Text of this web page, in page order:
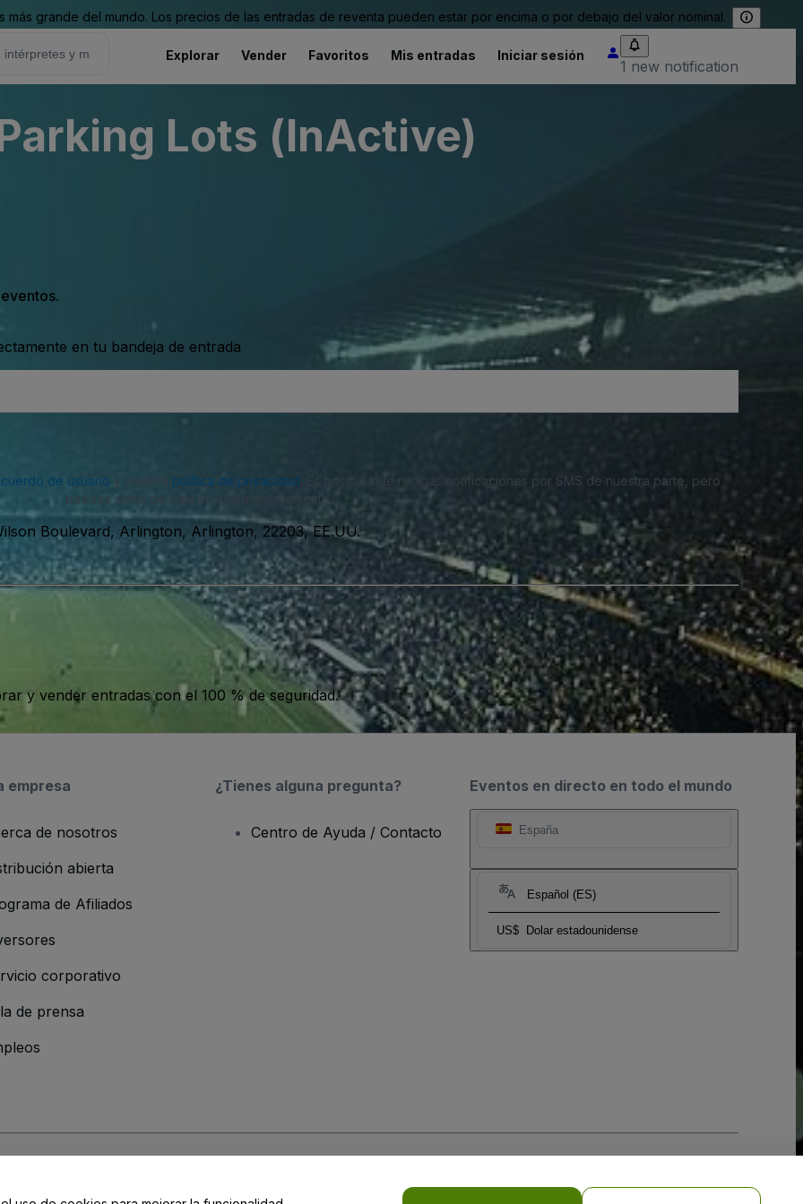
grande del mundo. Los precios de las entradas de reventa pueden estar por encima o por debajo del valor nominal.
Explorar Vender Favoritos Mis entradas Iniciar sesión
1 new notification
Lots (InActive)
en tu bandeja de entrada
de usuario política de privacidad
. Es posible que recibas notificaciones por SMS de nuestra parte, pero
puedes darte de baja en cualquier momento.
Boulevard, Arlington, Arlington, 22203, EE.UU.
y vender entradas con el 100 % de seguridad.
Eventos en directo en todo el mundo
España
Español (ES)
US$ Dolar estadounidense
empresa
de nosotros
abierta
de Afiliados
corporativo
de prensa
¿Tienes alguna pregunta?
Centro de Ayuda / Contacto
y de laPolítica de Privacidad para Móviles